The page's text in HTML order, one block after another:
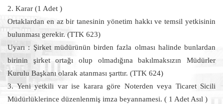
2. Karar (1 Adet )
Ortaklardan en az bir tanesinin yönetim hakkı ve temsil yetkisinin
bulunması gerekir. (TTK 623)
Uyarı : Şirket müdürünün birden fazla olması halinde bunlardan
birinin şirket ortağı olup olmadığına bakılmaksızın Müdürler
Kurulu Başkanı olarak atanması şarttır. (TTK 624)
3. Yeni yetkili var ise karara göre Noterden veya Ticaret Sicili
Müdürlüklerince düzenlenmiş imza beyannamesi. ( 1 Adet Asıl )